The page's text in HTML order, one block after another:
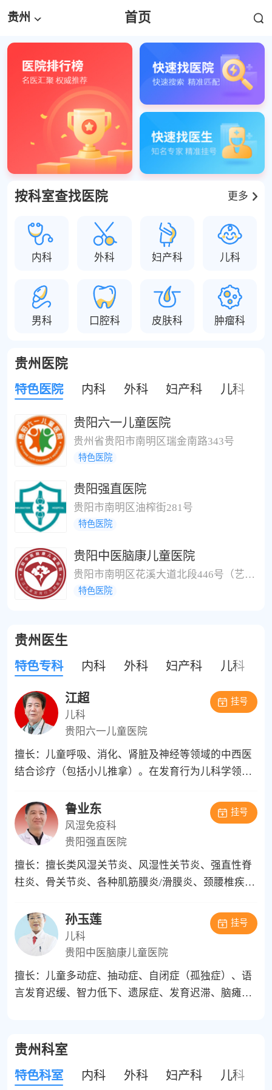
贵州 首页
按科室查找医院 更多
内科 外科 妇产科 儿科
男科 口腔科 皮肤科 肿瘤科
贵州医院
特色医院 内科 外科 妇产科 儿科
贵阳六一儿童医院
贵州省贵阳市南明区瑞金南路343号
特色医院
贵阳强直医院
贵阳市南明区油榨街281号
特色医院
贵阳中医脑康儿童医院
贵阳市南明区花溪大道北段446号（艺校立交对面野猫井公交站旁）
特色医院
贵州医生
特色专科 内科 外科 妇产科 儿科
江超
儿科
贵阳六一儿童医院
挂号
擅长：儿童呼吸、消化、肾脏及神经等领域的中西医
结合诊疗（包括小儿推拿）。在发育行为儿科学领
生长发育综合评估及营养指导，对儿童注意缺陷多动
障碍、儿童抽动症、儿童孤独症等儿童行为异常有一
定的研究。
鲁业东
风湿免疫科
贵阳强直医院
挂号
擅长：擅长类风湿关节炎、风湿性关节炎、强直性脊
柱炎、骨关节炎、各种肌筋膜炎/滑膜炎、颈腰椎疾病
创治疗方法相结合，将综合治疗理念针对性的运用到
个体化治疗过程中。
孙玉莲
儿科
贵阳中医脑康儿童医院
挂号
擅长：儿童多动症、抽动症、自闭症（孤独症）、语
言发育迟缓、智力低下、遗尿症、发育迟滞、脑瘫、
缓、遗尿症上有独特的见解及较高的造诣。
贵州科室
特色科室 内科 外科 妇产科 儿科